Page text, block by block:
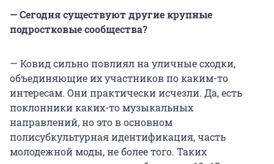
— Сегодня существуют другие крупные
подростковые сообщества?
— Ковид сильно повлиял на уличные сходки,
объединяющие их участников по каким-то
интересам. Они практически исчезли. Да, есть
поклонники каких-то музыкальных
направлений, но это в основном
полисубкультурная идентификация, часть
молодежной моды, не более того. Таких